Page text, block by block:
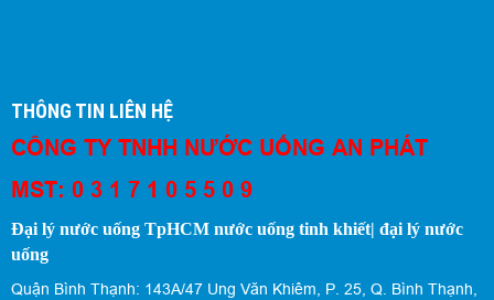
THÔNG TIN LIÊN HỆ
CÔNG TY TNHH NƯỚC UỐNG AN PHÁT
MST: 0 3 1 7 1 0 5 5 0 9
Đại lý nước uống TpHCM nước uống tinh khiết| đại lý nước
uống
Quận Bình Thạnh: 143A/47 Ung Văn Khiêm, P. 25, Q. Bình Thạnh,